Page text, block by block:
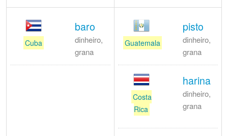
Cuba
baro
dinheiro,
grana
Guatemala
pisto
dinheiro,
grana
Costa
Rica
harina
dinheiro,
grana